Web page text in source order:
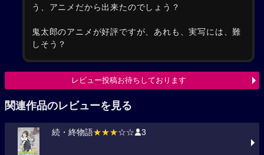
う、アニメだから出来たのでしょう？
鬼太郎のアニメが好評ですが、あれも、実写には、難
しそう？
レビュー投稿お待ちしております
関連作品のレビューを見る
続・終物語★★★☆☆ 3